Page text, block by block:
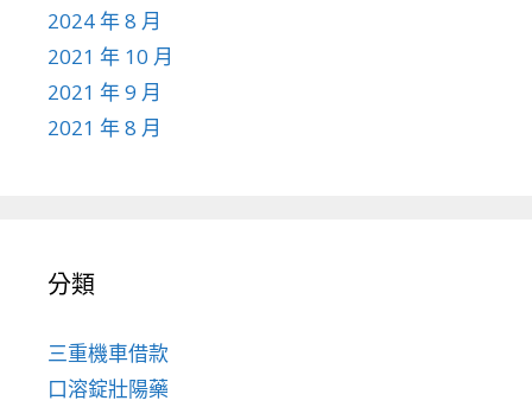
2024 年 8 月
2021 年 10 月
2021 年 9 月
2021 年 8 月
分類
三重機車借款
口溶錠壯陽藥